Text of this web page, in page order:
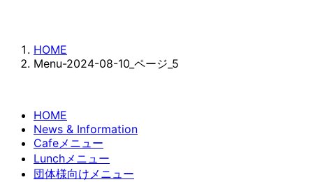
HOME
Menu-2024-08-10_ページ_5
HOME
News & Information
Cafeメニュー
Lunchメニュー
団体様向けメニュー